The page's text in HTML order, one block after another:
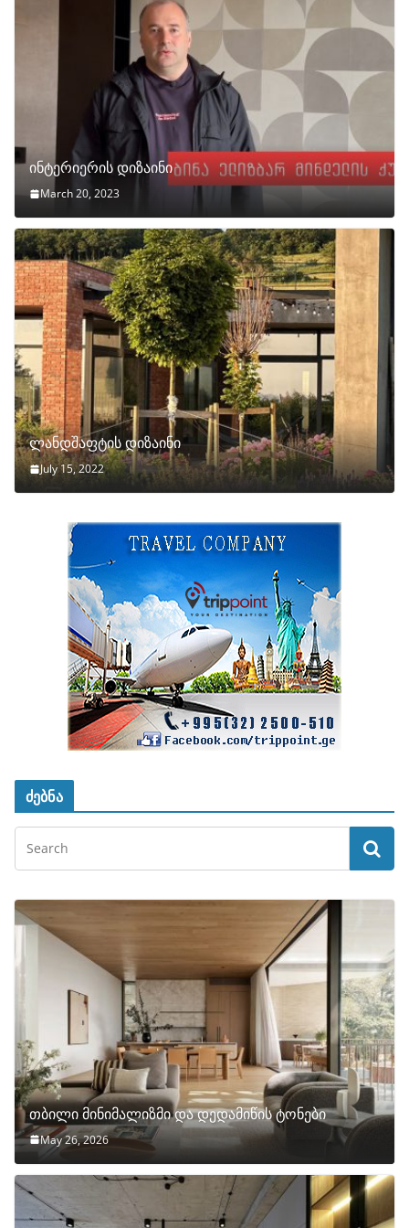
ინტერიერის დიზაინი
March 20, 2023
ლანდშაფტის დიზაინი
July 15, 2022
ძებნა
თბილი მინიმალიზმი და დედამიწის ტონები
May 26, 2026